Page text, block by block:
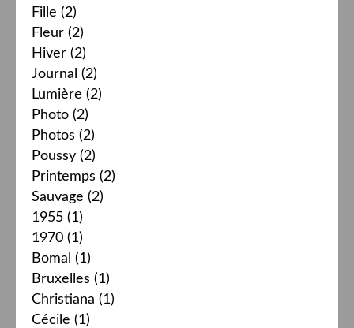
Fille (2)
Fleur (2)
Hiver (2)
Journal (2)
Lumière (2)
Photo (2)
Photos (2)
Poussy (2)
Printemps (2)
Sauvage (2)
1955 (1)
1970 (1)
Bomal (1)
Bruxelles (1)
Christiana (1)
Cécile (1)